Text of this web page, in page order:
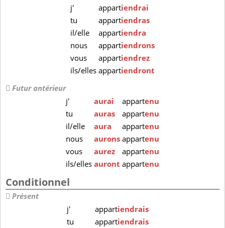
j'
appartiendrai
tu
appartiendras
il/elle
appartiendra
nous
appartiendrons
vous
appartiendrez
ils/ellesappartiendront
Futur antérieur
j'
aurai appartenu
tu
auras appartenu
il/elle
aura appartenu
nous
auronsappartenu
vous
aurez appartenu
ils/ellesauront appartenu
Conditionnel
Présent
j'
appartiendrais
tu
appartiendrais